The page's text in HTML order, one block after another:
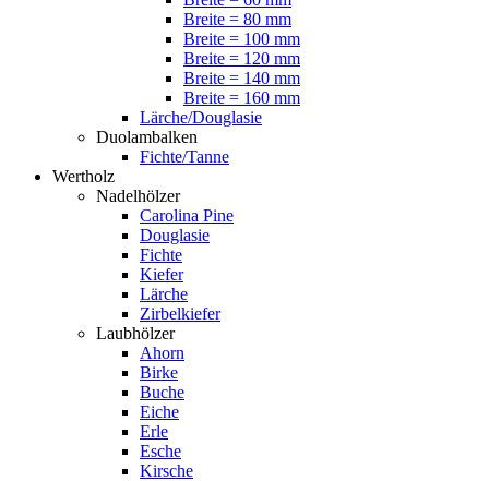
Breite = 80 mm
Breite = 100 mm
Breite = 120 mm
Breite = 140 mm
Breite = 160 mm
Lärche/Douglasie
Duolambalken
Fichte/Tanne
Wertholz
Nadelhölzer
Carolina Pine
Douglasie
Fichte
Kiefer
Lärche
Zirbelkiefer
Laubhölzer
Ahorn
Birke
Buche
Eiche
Erle
Esche
Kirsche